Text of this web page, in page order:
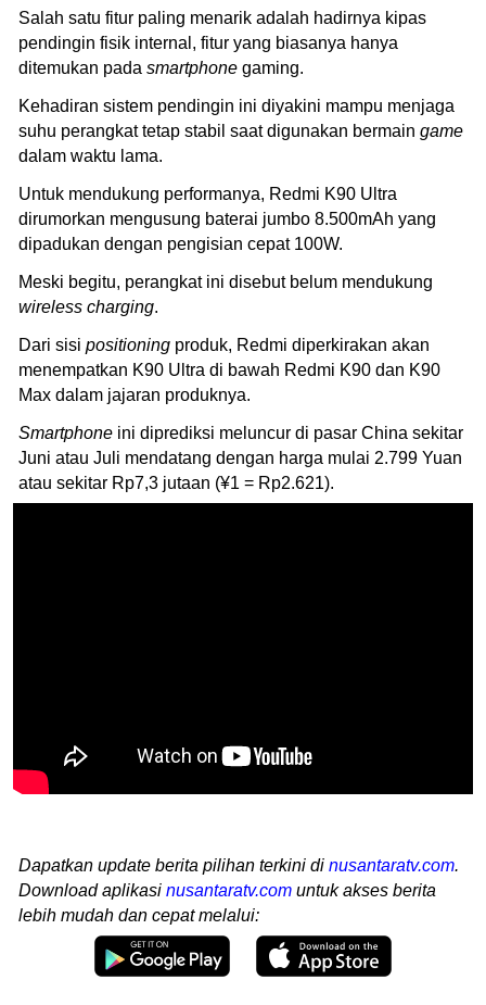
Salah satu fitur paling menarik adalah hadirnya kipas
pendingin fisik internal, fitur yang biasanya hanya
ditemukan pada smartphone gaming.
Kehadiran sistem pendingin ini diyakini mampu menjaga
suhu perangkat tetap stabil saat digunakan bermain game
dalam waktu lama.
Untuk mendukung performanya, Redmi K90 Ultra
dirumorkan mengusung baterai jumbo 8.500mAh yang
dipadukan dengan pengisian cepat 100W.
Meski begitu, perangkat ini disebut belum mendukung
wireless charging.
Dari sisi positioning produk, Redmi diperkirakan akan
menempatkan K90 Ultra di bawah Redmi K90 dan K90
Max dalam jajaran produknya.
Smartphone ini diprediksi meluncur di pasar China sekitar
Juni atau Juli mendatang dengan harga mulai 2.799 Yuan
atau sekitar Rp7,3 jutaan (¥1 = Rp2.621).
Dapatkan update berita pilihan terkini di nusantaratv.com.
Download aplikasi nusantaratv.com untuk akses berita
lebih mudah dan cepat melalui: